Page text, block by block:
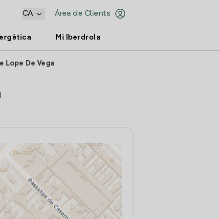
Àrea de Clients
CA
Mi Iberdrola
Lope De Vega